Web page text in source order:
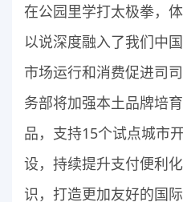
在公园里学打太极拳，
以说深度融入了我们中
市场运行和消费促进司
务部将加强本土品牌培
品，支持15个试点城市
设，持续提升支付便利
识，打造更加友好的国际